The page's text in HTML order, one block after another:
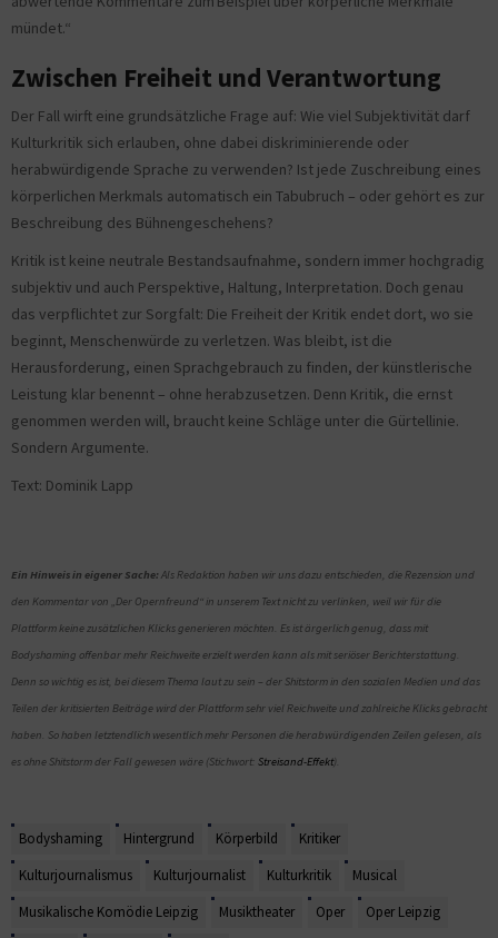
mündet.“
Zwischen Freiheit und Verantwortung
Der Fall wirft eine grundsätzliche Frage auf: Wie viel Subjektivität darf
Kulturkritik sich erlauben, ohne dabei diskriminierende oder
herabwürdigende Sprache zu verwenden? Ist jede Zuschreibung eines
körperlichen Merkmals automatisch ein Tabubruch – oder gehört es zur
Beschreibung des Bühnengeschehens?
Kritik ist keine neutrale Bestandsaufnahme, sondern immer hochgradig
subjektiv und auch Perspektive, Haltung, Interpretation. Doch genau
das verpflichtet zur Sorgfalt: Die Freiheit der Kritik endet dort, wo sie
beginnt, Menschenwürde zu verletzen. Was bleibt, ist die
Herausforderung, einen Sprachgebrauch zu finden, der künstlerische
Leistung klar benennt – ohne herabzusetzen. Denn Kritik, die ernst
genommen werden will, braucht keine Schläge unter die Gürtellinie.
Sondern Argumente.
Text: Dominik Lapp
Ein Hinweis in eigener Sache: Als Redaktion haben wir uns dazu entschieden, die Rezension und
den Kommentar von „Der Opernfreund“ in unserem Text nicht zu verlinken, weil wir für die
Plattform keine zusätzlichen Klicks generieren möchten. Es ist ärgerlich genug, dass mit
Bodyshaming offenbar mehr Reichweite erzielt werden kann als mit seriöser Berichterstattung.
Denn so wichtig es ist, bei diesem Thema laut zu sein – der Shitstorm in den sozialen Medien und das
Teilen der kritisierten Beiträge wird der Plattform sehr viel Reichweite und zahlreiche Klicks gebracht
haben. So haben letztendlich wesentlich mehr Personen die herabwürdigenden Zeilen gelesen, als
es ohne Shitstorm der Fall gewesen wäre (Stichwort: Streisand-Effekt).
Bodyshaming Hintergrund Körperbild
Kritiker
Kulturjournalismus
Kulturjournalist Kulturkritik
Musical
Musikalische Komödie Leipzig
Musiktheater Oper
Oper Leipzig